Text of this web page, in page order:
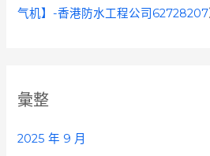
气机】-香港防水工程公司62728207
彙整
2025 年 9 月